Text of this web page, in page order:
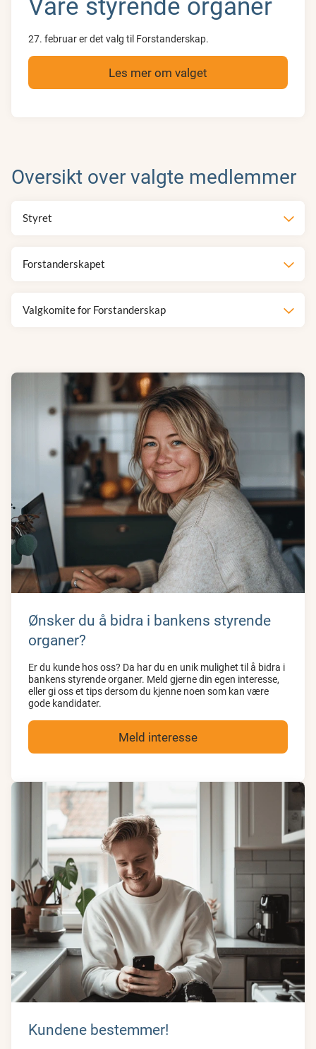
27. februar er det valg til Forstanderskap.
Les mer om valget
Oversikt over valgte medlemmer
Styret
Forstanderskapet
Valgkomite for Forstanderskap
Ønsker du å bidra i bankens styrende
organer?
Er du kunde hos oss? Da har du en unik mulighet til å bidra i
bankens styrende organer. Meld gjerne din egen interesse,
eller gi oss et tips dersom du kjenne noen som kan være
gode kandidater.
Meld interesse
Kundene bestemmer!